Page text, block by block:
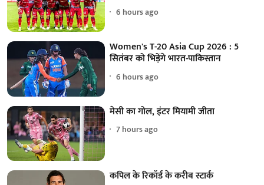
6 hours ago
Women's T-20 Asia Cup 2026 : 5
सितंबर को भिड़ेंगे भारत-पाकिस्तान
6 hours ago
मेसी का गोल, इंटर मियामी जीता
7 hours ago
कपिल के रिकॉर्ड के करीब स्टार्क